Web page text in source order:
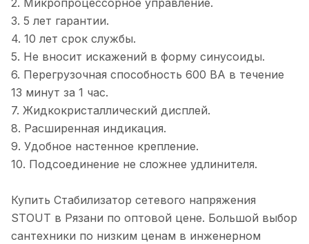
2. Микропроцессорное управление.
3. 5 лет гарантии.
4. 10 лет срок службы.
5. Не вносит искажений в форму синусоиды.
6. Перегрузочная способность 600 ВА в течение
13 минут за 1 час.
7. Жидкокристаллический дисплей.
8. Расширенная индикация.
9. Удобное настенное крепление.
10. Подсоединение не сложнее удлинителя.
Купить Стабилизатор сетевого напряжения
STOUT в Рязани по оптовой цене. Большой выбор
сантехники по низким ценам в инженерном